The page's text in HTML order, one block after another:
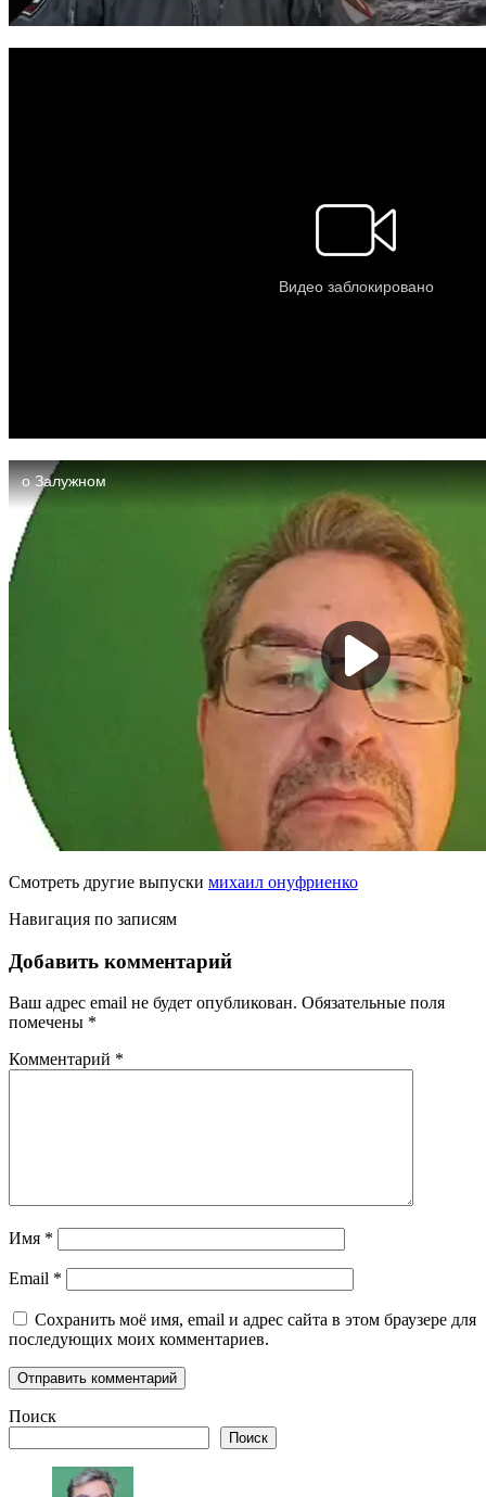
Смотреть другие выпуски михаил онуфриенко
Навигация по записям
Добавить комментарий
Ваш адрес email не будет опубликован. Обязательные поля
помечены *
Комментарий *
Имя *
Email *
Сохранить моё имя, email и адрес сайта в этом браузере для
последующих моих комментариев.
Поиск
Поиск